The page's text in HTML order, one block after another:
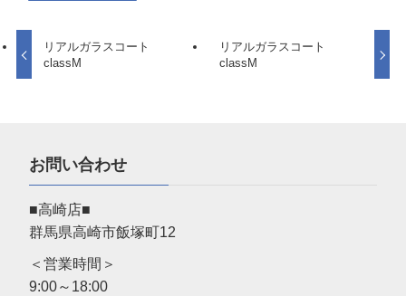
リアルガラスコート
classM
リアルガラスコート
classM
お問い合わせ
■高崎店■
群馬県高崎市飯塚町12
＜営業時間＞
9:00～18:00